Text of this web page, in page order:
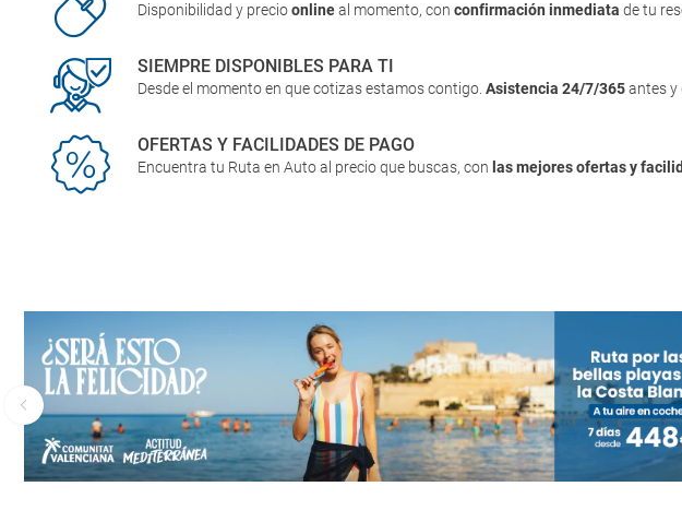
Disponibilidad y precioonlineal momento, conconfirmación inmediatade tu
SIEMPRE DISPONIBLES PARA TI
Desde el momento en que cotizas estamos contigo.Asistencia 24/7/365antes y
OFERTAS Y FACILIDADES DE PAGO
Encuentra tu Ruta en Auto al precio que buscas, con las mejores ofertas y